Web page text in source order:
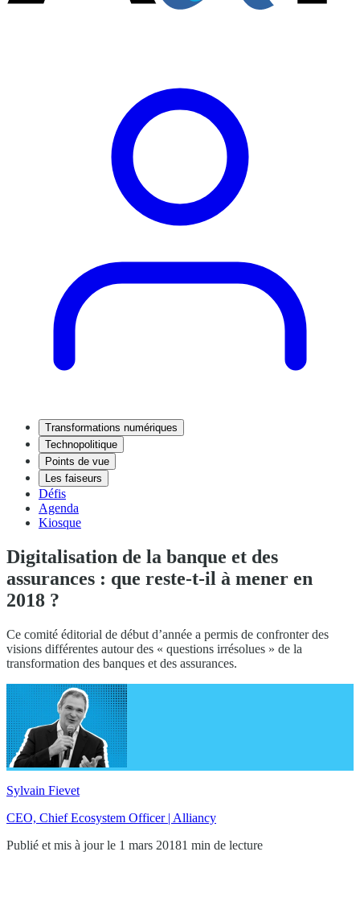
Transformations numériques
Technopolitique
Points de vue
Les faiseurs
Défis
Agenda
Kiosque
Digitalisation de la banque et des
assurances : que reste-t-il à mener en
2018 ?
Ce comité éditorial de début d’année a permis de confronter des
visions différentes autour des « questions irrésolues » de la
transformation des banques et des assurances.
Sylvain Fievet
CEO, Chief Ecosystem Officer | Alliancy
Publié et mis à jour le 1 mars 20181 min de lecture